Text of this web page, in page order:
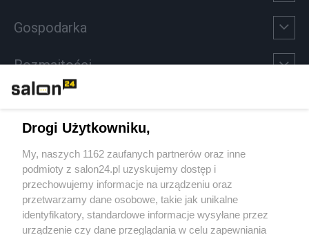
Gospodarka
Rozmaitości
Sport
Społeczeństwo
Kultura
Drogi Użytkowniku,
My, naszych 1162 zaufanych partnerów oraz inne
podmioty z salon24.pl uzyskujemy dostęp i
przechowujemy informacje na urządzeniu oraz
przetwarzamy dane osobowe, takie jak unikalne
identyfikatory, standardowe informacje wysyłane przez
urządzenie czy dane przeglądania w celu zapewniania